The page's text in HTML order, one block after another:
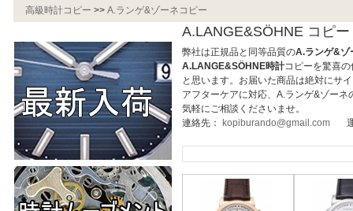
高級時計コピー >> A.ランゲ&ゾーネコピー
A.LANGE&SÖHNE コピー
弊社は正規品と同等品質のA.ランゲ&ゾ
A.LANGE&SÖHNE時計コピーを驚喜
と思います。お届いた商品は絶対にサ
アフターケアに対応、A.ランゲ&ゾー
気軽にご相談くださいませ。
連絡先：
kopiburando@gmail.com 運